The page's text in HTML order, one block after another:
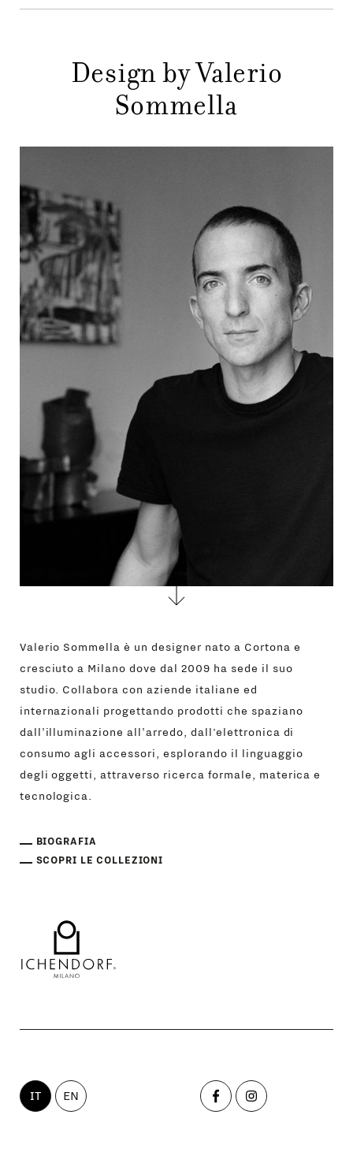
MENU
PRINCIPALE
NEWS
AZIENDA
STORE
CONTATTI
Design by Valerio
Sommella
Valerio Sommella è un designer nato a Cortona e
cresciuto a Milano dove dal 2009 ha sede il suo
studio. Collabora con aziende italiane ed
internazionali progettando prodotti che spaziano
dall'illuminazione all'arredo, dall’elettronica di
consumo agli accessori, esplorando il linguaggio
degli oggetti, attraverso ricerca formale, materica e
tecnologica.
BIOGRAFIA
SCOPRI LE COLLEZIONI
IT EN